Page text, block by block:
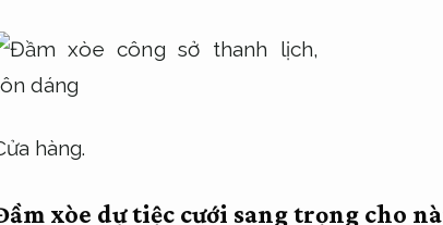
hàng.
xòe dự tiệc cưới sang trọng cho